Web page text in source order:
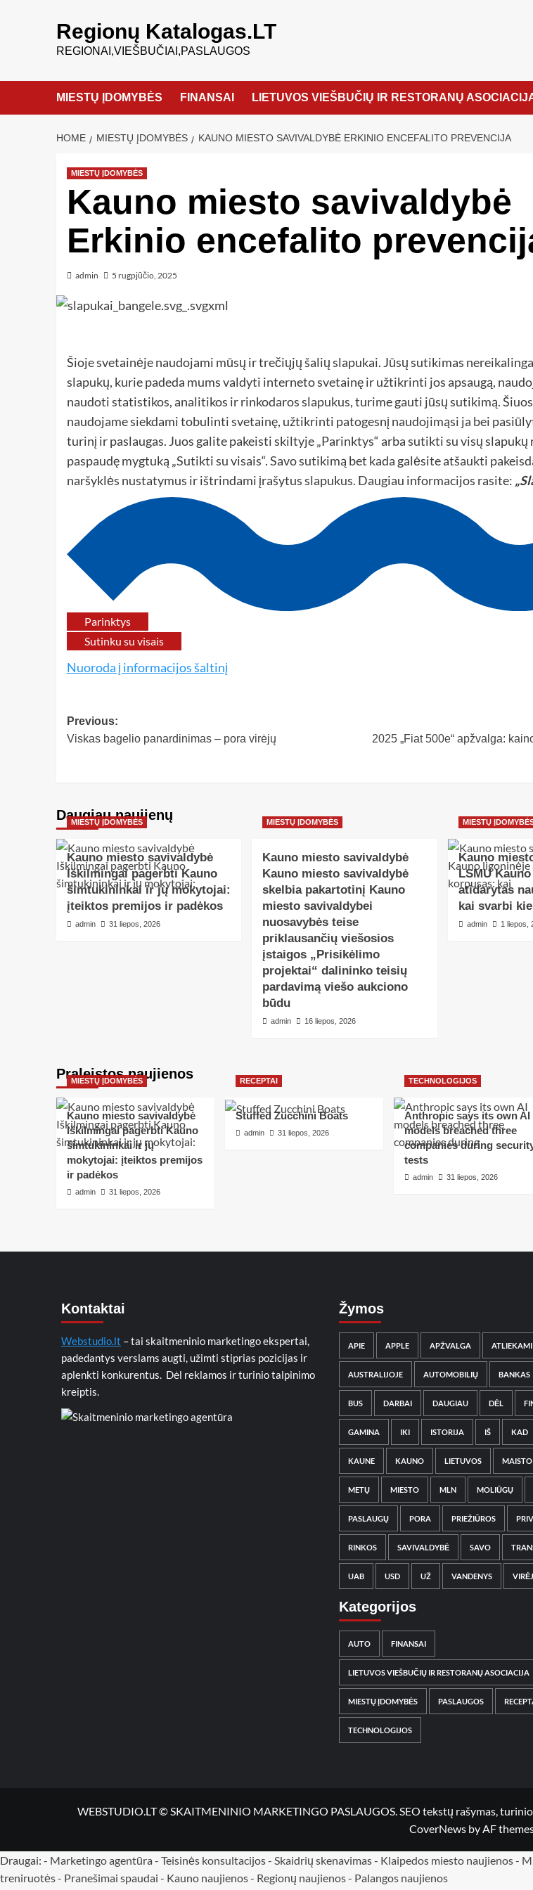
Regionų Katalogas.LT
REGIONAI,VIEŠBUČIAI,PASLAUGOS
MIESTŲ ĮDOMYBĖS FINANSAI LIETUVOS VIEŠBUČIŲ IR RESTORANŲ
HOME MIESTŲ ĮDOMYBĖS KAUNO MIESTO SAVIVALDYBĖ ERKINIO ENCEFALITO PREVENCIJA
MIESTŲ ĮDOMYBĖS
Kauno miesto savivaldybė
Erkinio encefalito
admin 5 rugpjūčio, 2025
Šioje svetainėje naudojami mūsų ir trečiųjų šalių slapukai. Jūsų sutikimas
slapukų, kurie padeda mums valdyti interneto svetainę ir užtikrinti jos apsaugą,
naudoti statistikos, analitikos ir rinkodaros slapukus, turime gauti jūsų sutikimą.
naudojame siekdami tobulinti svetainę, užtikrinti patogesnį naudojimąsi ja bei
turinį ir paslaugas. Juos galite pakeisti skiltyje „Parinktys“ arba sutikti su visų slapukų
paspaudę mygtuką „Sutikti su visais“. Savo sutikimą bet kada galėsite atšaukti
naršyklės nustatymus ir ištrindami įrašytus slapukus. Daugiau informacijos rasite:
Parinktys
Sutinku su visais
Nuoroda į informacijos šaltinį
Previous:
Viskas bagelio panardinimas – pora virėjų
2025 „Fiat 500e“ apžvalga:
Daugiau naujienų
MIESTŲ ĮDOMYBĖS
Kauno miesto savivaldybė
Iškilmingai pagerbti Kauno
šimtukininkai ir jų mokytojai:
įteiktos premijos ir padėkos
admin 31 liepos, 2026
MIESTŲ ĮDOMYBĖS
Kauno miesto savivaldybė
Kauno miesto savivaldybė
skelbia pakartotinį Kauno
miesto savivaldybei
nuosavybės teise
priklausančių viešosios
įstaigos „Prisikėlimo
projektai“ dalininko teisių
pardavimą viešo aukciono
būdu
admin 16 liepos, 2026
MIESTŲ
Kauno
LSMU
atidarytas
kai svarbi
admin 1 liepos,
Praleistos naujienos
MIESTŲ ĮDOMYBĖS
Kauno miesto savivaldybė
Iškilmingai pagerbti Kauno
šimtukininkai ir jų
mokytojai: įteiktos premijos
ir padėkos
admin 31 liepos, 2026
RECEPTAI
Stuffed Zucchini Boats
admin 31 liepos, 2026
TECHNOLOGIJOS
Anthropic says its own AI
models breached three
companies during
tests
admin 31 liepos, 2026
Kontaktai
Webstudio.lt – tai skaitmeninio marketingo ekspertai,
padedantys verslams augti, užimti stiprias pozicijas ir
aplenkti konkurentus. Dėl reklamos ir turinio talpinimo
kreiptis.
Žymos
APIE APPLE APŽVALGA ATLIEKAMI
AUSTRALIJOJE AUTOMOBILIŲ BANKAS
BUS DARBAI DAUGIAU DĖL
GAMINA IKI ISTORIJA IŠ KAD
KAUNE KAUNO LIETUVOS MAISTO
METŲ MIESTO MLN MOLIŪGŲ
PASLAUGŲ PORA PRIEŽIŪROS
RINKOS SAVIVALDYBĖ SAVO
UAB USD UŽ VANDENYS
Kategorijos
AUTO FINANSAI
LIETUVOS VIEŠBUČIŲ IR RESTORANŲ ASOCIACIJA
MIESTŲ ĮDOMYBĖS PASLAUGOS
TECHNOLOGIJOS
WEBSTUDIO.LT © SKAITMENINIO MARKETINGO PASLAUGOS. SEO tekstų rašymas,
CoverNewsby AF
Draugai: - Marketingo agentūra - Teisinės konsultacijos- Skaidrių skenavimas- Klaipedos miesto naujienos-
treniruotės- Pranešimai spaudai - Kauno naujienos- Regionų naujienos- Palangos naujienos